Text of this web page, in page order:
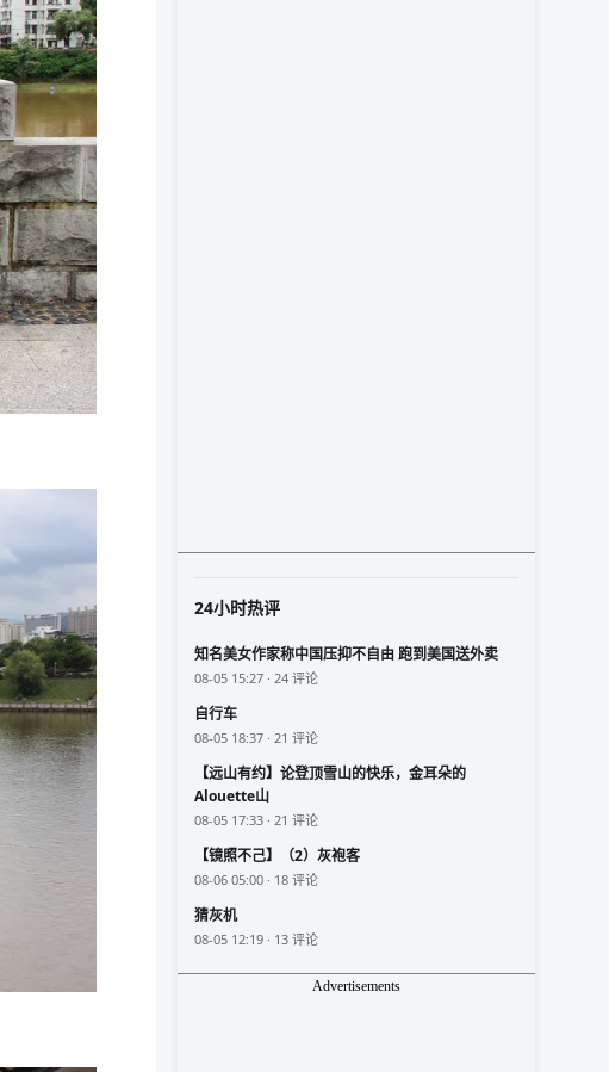
24小时热评
知名美女作家称中国压抑不自由 跑到美国送外卖
08-05 15:27 · 24 评论
自行车
08-05 18:37 · 21 评论
【远山有约】论登顶雪山的快乐，金耳朵的
Alouette山
08-05 17:33 · 21 评论
【镜照不己】（2）灰袍客
08-06 05:00 · 18 评论
猜灰机
08-05 12:19 · 13 评论
Advertisements